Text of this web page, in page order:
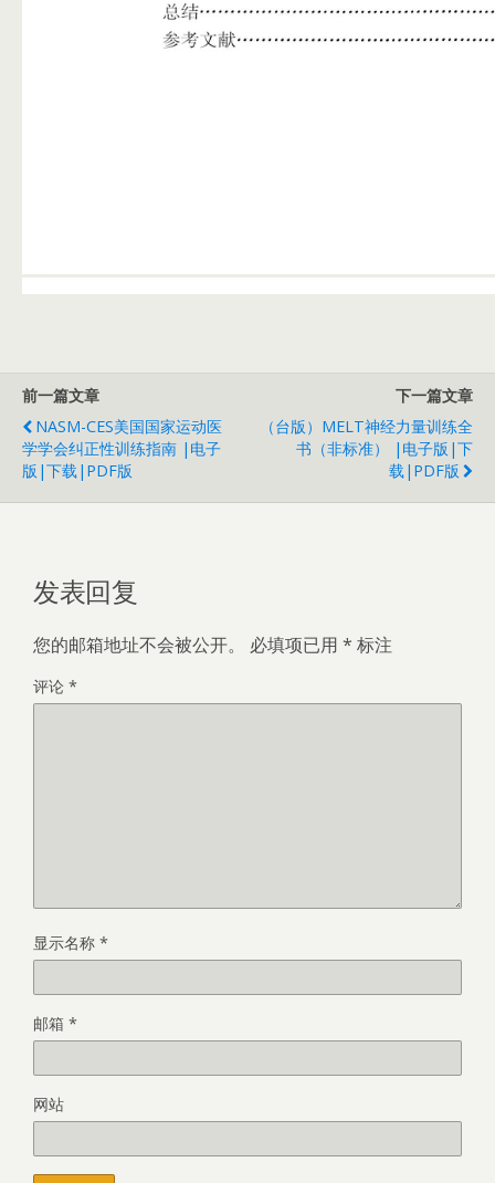
前一篇文章
NASM-CES美国国家运动医
学学会纠正性训练指南 |电子
版|下载|PDF版
下一篇文章
（台版）MELT神经力量训练全
书（非标准） |电子版|下
载|PDF版
发表回复
您的邮箱地址不会被公开。 必填项已用 * 标注
评论 *
显示名称 *
邮箱 *
网站